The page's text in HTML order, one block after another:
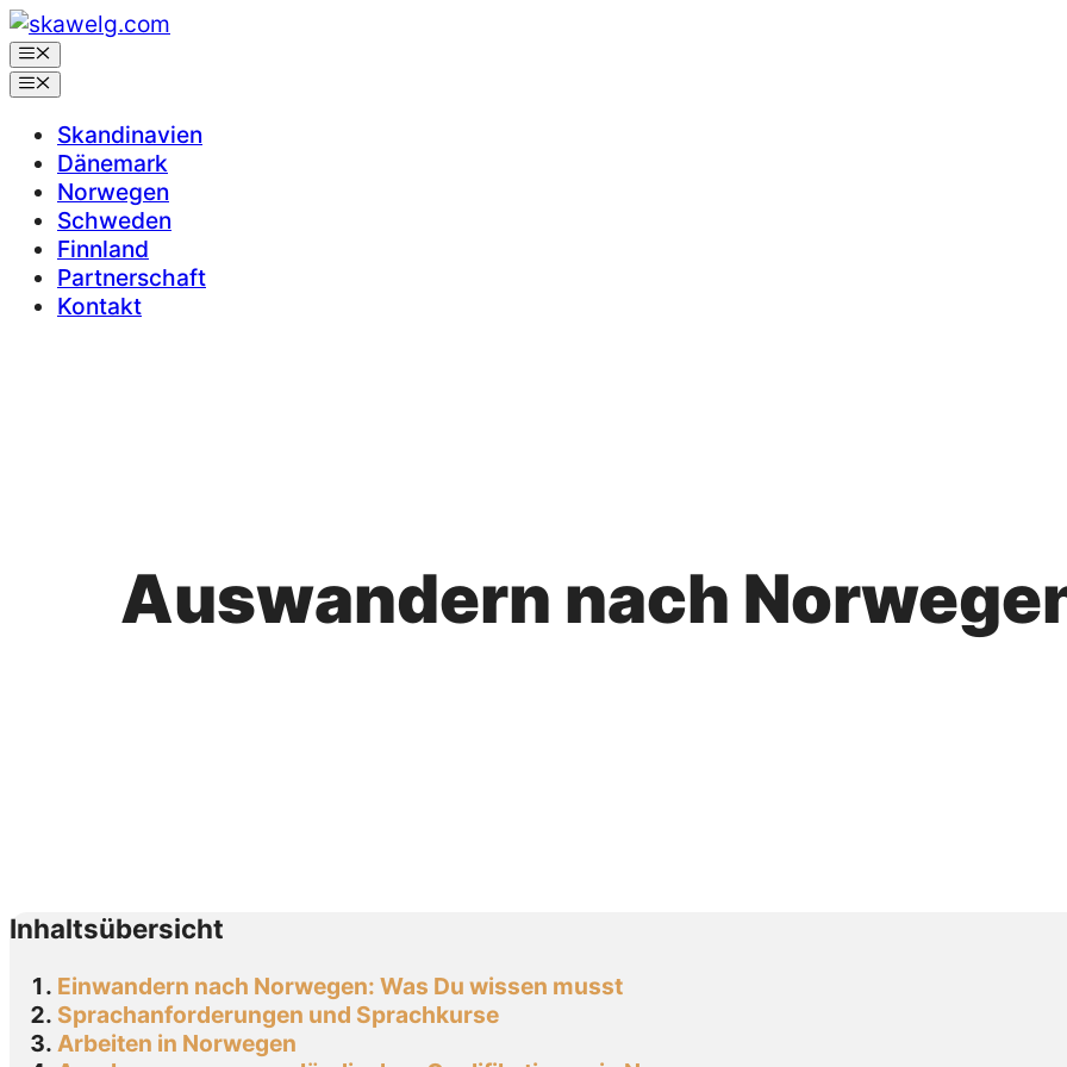
Zum
Inhalt
springen
Menü
Menü
Skandinavien
Dänemark
Norwegen
Schweden
Finnland
Partnerschaft
Kontakt
Auswandern nach
Inhaltsübersicht
Einwandern nach Norwegen: Was Du wissen musst
Sprachanforderungen und Sprachkurse
Arbeiten in Norwegen